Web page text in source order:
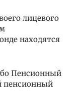
лицевого
находятся
Пенсионный
пенсионный